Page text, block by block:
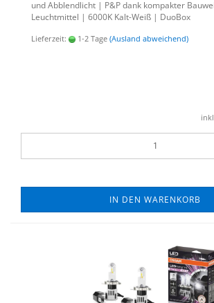
und Ab­blend­licht | P&P dank kom­pak­ter
Leucht­mit­tel | 6000K Kalt-​Weiß | Duo­Box
Lieferzeit: 1-2 Tage (Ausland abweichend)
IN DEN WARENKORB